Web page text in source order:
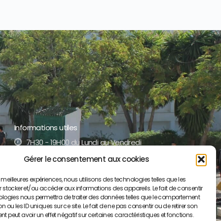
Gérer le consentement aux cookies
meilleures expériences, nous utilisons des technologies telles que les
stocker et/ou accéder aux informations des appareils. Le fait de consentir
nous permettra de traiter des données telles que le comportement
ou les ID uniques sur ce site. Le fait de ne pas consentir ou de retirer son
peut avoir un effet négatif sur certaines caractéristiques et fonctions.
Informations utiles
7H30 - 19H00 du Lundi au Vendredi
+212 5 35 52 17 51 /52
contact@lyceepaulvalery-ma.org
Boulevard Moulay Youssef BP S/34, 50000
Meknès